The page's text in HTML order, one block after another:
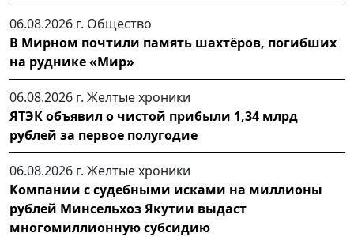
06.08.2026 г. Общество
В Мирном почтили память шахтёров, погибших
на руднике «Мир»
06.08.2026 г. Желтые хроники
ЯТЭК объявил о чистой прибыли 1,34 млрд
рублей за первое полугодие
06.08.2026 г. Желтые хроники
Компании с судебными исками на миллионы
рублей Минсельхоз Якутии выдаст
многомиллионную субсидию